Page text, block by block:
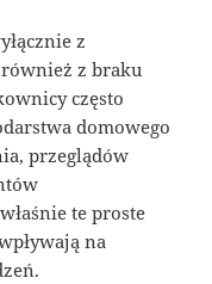
z
z braku
często
domowego
przeglądów
te proste
na